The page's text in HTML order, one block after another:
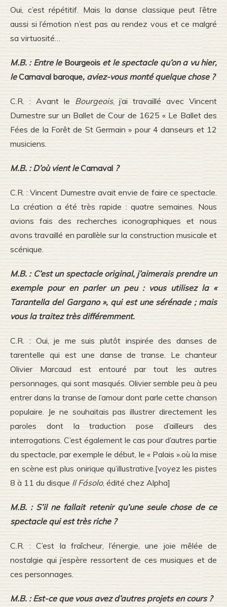
Oui, c’est répétitif. Mais la danse classique peut l’être
aussi si l’émotion n’est pas au rendez vous et ce malgré
sa virtuosité…
M.B. : Entre le Bourgeoiset le spectacle qu’on a vu hier,
leCarnaval baroque, aviez-vous monté quelque chose ?
C.R. : Avant le Bourgeois, j’ai travaillé avec Vincent
Dumestre sur un Ballet de Cour de 1625 « Le Ballet des
Fées de la Forêt de St Germain » pour 4 danseurs et 12
musiciens.
M.B. : D’où vient leCarnaval ?
C.R. : Vincent Dumestre avait envie de faire ce spectacle.
La création a été très rapide : quatre semaines. Nous
avions fais des recherches iconographiques et nous
avons travaillé en parallèle sur la construction musicale et
scénique.
M.B. : C’est un spectacle original, j’aimerais prendre un
exemple pour en parler un peu : vous utilisez la «
Tarantella del Gargano », qui est une sérénade ; mais
vous la traitez très différemment.
C.R. : Oui, je me suis plutôt inspirée des danses de
tarentelle qui est une danse de transe. Le chanteur
Olivier Marcaud est entouré par tout les autres
personnages, qui sont masqués. Olivier semble peu à peu
entrer dans la transe de l’amour dont parle cette chanson
populaire. Je ne souhaitais pas illustrer directement les
paroles dont la traduction pose d’ailleurs des
interrogations. C’est également le cas pour d’autres partie
du spectacle, par exemple le début, le « Palais ».où la mise
en scène est plus onirique qu’illustrative.[voyez les pistes
8 à 11 du disque Il Fásolo, édité chez Alpha]
M.B. : S’il ne fallait retenir qu’une seule chose de ce
spectacle qui est très riche ?
C.R. : C’est la fraîcheur, l’énergie, une joie mêlée de
nostalgie qui j’espère ressortent de ces musiques et de
ces personnages.
M.B. : Est-ce que vous avez d’autres projets en cours ?